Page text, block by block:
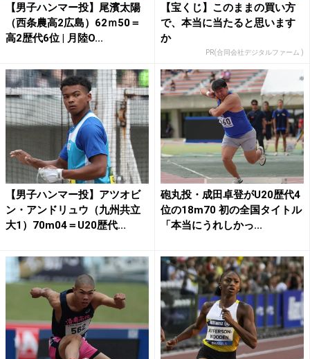
【男子ハンマー投】尾濱太陽
（西条農高2広島）62ｍ50＝
高2歴代6位 | 月陸O...
【宝くじ】このままの買い方
で、本当に当たると思います
か
PR(合同会社デジタルファーム )
【男子ハンマー投】アツオビ
ン・アンドリュウ（九州共立
大1）70m04＝U20歴代...
砲丸投・成田卓登がU20歴代4
位の18m70 初の全国タイトル
「本当にうれしかっ...